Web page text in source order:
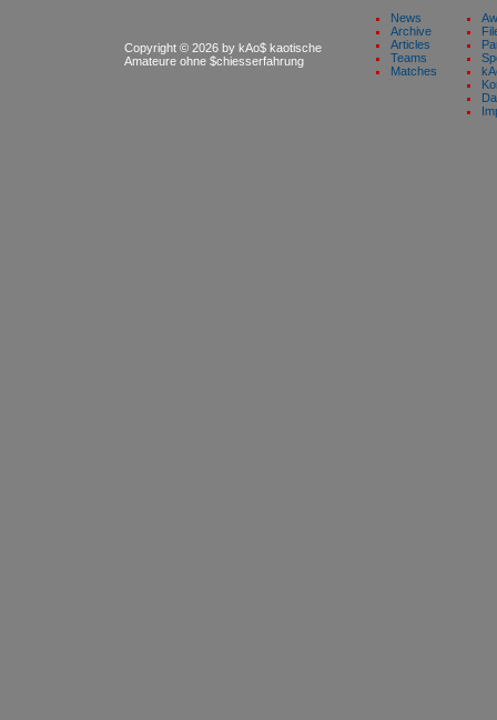
Copyright © 2026 by kAo$ kaotische
Amateure ohne $chiesserfahrung
News
Archive
Articles
Teams
Matches